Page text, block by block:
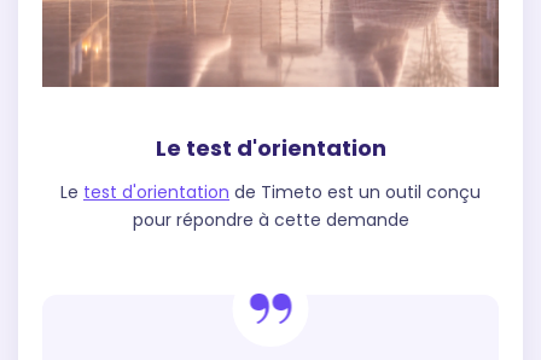
Le test d'orientation
Le test d'orientation de Timeto est un outil conçu
pour répondre à cette demande